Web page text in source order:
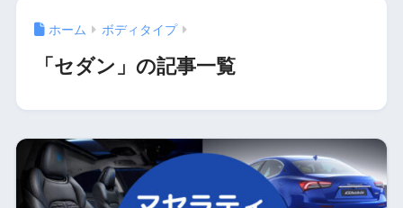
ホーム ボディタイプ
「セダン」の記事一覧